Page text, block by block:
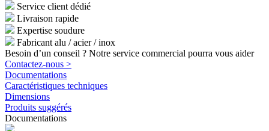
Service client dédié
Livraison rapide
Expertise soudure
Fabricant alu / acier / inox
Besoin d’un conseil ? Notre service commercial pourra vous aider
Contactez-nous >
Documentations
Caractéristiques techniques
Dimensions
Produits suggérés
Documentations